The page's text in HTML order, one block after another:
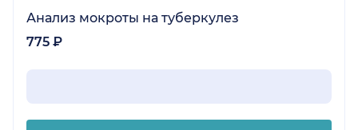
Анализ мокроты на туберкулез
775 ₽